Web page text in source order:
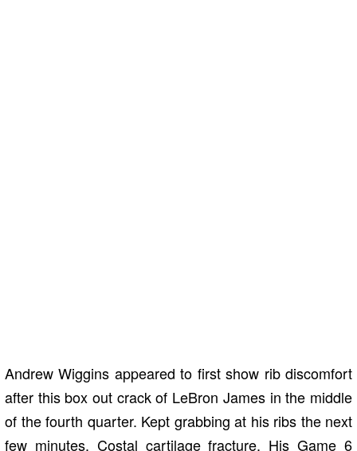
Andrew Wiggins appeared to first show rib discomfort
after this box out crack of LeBron James in the middle
of the fourth quarter. Kept grabbing at his ribs the next
few minutes. Costal cartilage fracture. His Game 6